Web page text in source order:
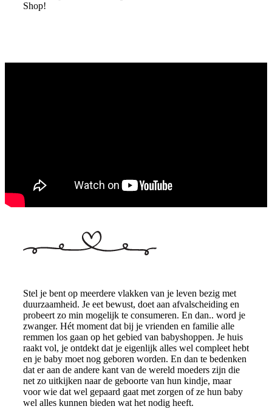
Shop!
Stel je bent op meerdere vlakken van je leven bezig met
duurzaamheid. Je eet bewust, doet aan afvalscheiding en
probeert zo min mogelijk te consumeren. En dan.. word je
zwanger. Hét moment dat bij je vrienden en familie alle
remmen los gaan op het gebied van babyshoppen. Je huis
raakt vol, je ontdekt dat je eigenlijk alles wel compleet hebt
en je baby moet nog geboren worden. En dan te bedenken
dat er aan de andere kant van de wereld moeders zijn die
net zo uitkijken naar de geboorte van hun kindje, maar
voor wie dat wel gepaard gaat met zorgen of ze hun baby
wel alles kunnen bieden wat het nodig heeft.